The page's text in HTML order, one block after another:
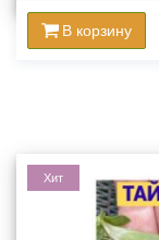
В корзину
Хит